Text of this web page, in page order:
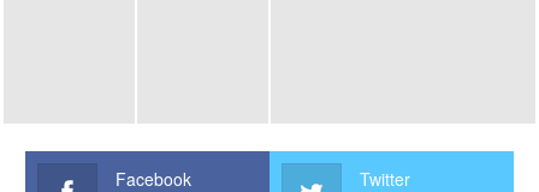
Facebook Twitter